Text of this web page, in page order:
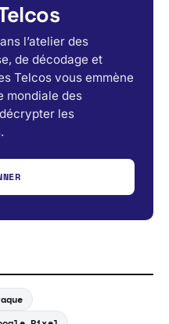
l’atelier des
de décodage et
Telcos vous emmène
mondiale des
les